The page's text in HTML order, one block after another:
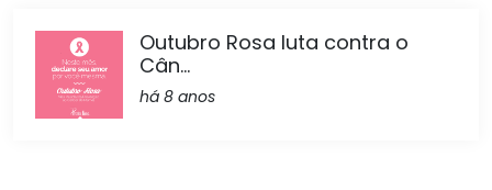
Outubro Rosa luta contra o
Cân...
há 8 anos